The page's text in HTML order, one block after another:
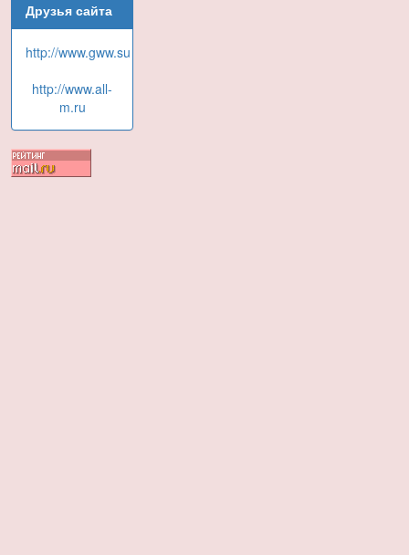
Друзья сайта
http://www.gww.su
http://www.all-
m.ru